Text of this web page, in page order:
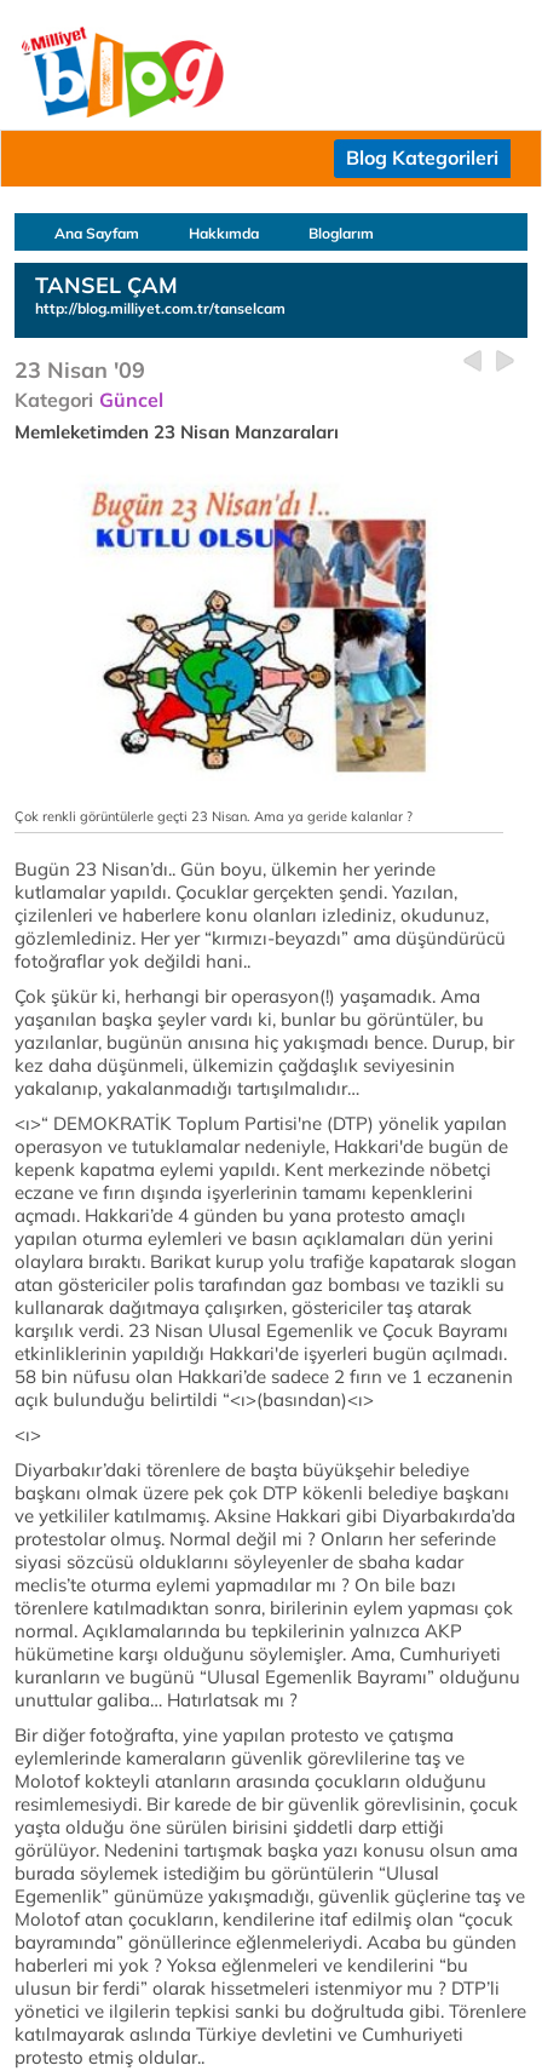
Blog Kategorileri
Ana Sayfam Hakkımda Bloglarım
TANSEL ÇAM
http://blog.milliyet.com.tr/tanselcam
23 Nisan '09
Kategori Güncel
Memleketimden 23 Nisan Manzaraları
Çok renkli görüntülerle geçti 23 Nisan. Ama ya geride kalanlar ?
Bugün 23 Nisan’dı.. Gün boyu, ülkemin her yerinde
kutlamalar yapıldı. Çocuklar gerçekten şendi. Yazılan,
çizilenleri ve haberlere konu olanları izlediniz, okudunuz,
gözlemlediniz. Her yer “kırmızı-beyazdı” ama düşündürücü
fotoğraflar yok değildi hani..
Çok şükür ki, herhangi bir operasyon(!) yaşamadık. Ama
yaşanılan başka şeyler vardı ki, bunlar bu görüntüler, bu
yazılanlar, bugünün anısına hiç yakışmadı bence. Durup, bir
kez daha düşünmeli, ülkemizin çağdaşlık seviyesinin
yakalanıp, yakalanmadığı tartışılmalıdır…
<ı>“ DEMOKRATİK Toplum Partisi'ne (DTP) yönelik yapılan
operasyon ve tutuklamalar nedeniyle, Hakkari'de bugün de
kepenk kapatma eylemi yapıldı. Kent merkezinde nöbetçi
eczane ve fırın dışında işyerlerinin tamamı kepenklerini
açmadı. Hakkari’de 4 günden bu yana protesto amaçlı
yapılan oturma eylemleri ve basın açıklamaları dün yerini
olaylara bıraktı. Barikat kurup yolu trafiğe kapatarak slogan
atan göstericiler polis tarafından gaz bombası ve tazikli su
kullanarak dağıtmaya çalışırken, göstericiler taş atarak
karşılık verdi. 23 Nisan Ulusal Egemenlik ve Çocuk Bayramı
etkinliklerinin yapıldığı Hakkari'de işyerleri bugün açılmadı.
58 bin nüfusu olan Hakkari’de sadece 2 fırın ve 1 eczanenin
açık bulunduğu belirtildi “<ı>(basından)<ı>
<ı>
Diyarbakır’daki törenlere de başta büyükşehir belediye
başkanı olmak üzere pek çok DTP kökenli belediye başkanı
ve yetkililer katılmamış. Aksine Hakkari gibi Diyarbakırda’da
protestolar olmuş. Normal değil mi ? Onların her seferinde
siyasi sözcüsü olduklarını söyleyenler de sbaha kadar
meclis’te oturma eylemi yapmadılar mı ? On bile bazı
törenlere katılmadıktan sonra, birilerinin eylem yapması çok
normal. Açıklamalarında bu tepkilerinin yalnızca AKP
hükümetine karşı olduğunu söylemişler. Ama, Cumhuriyeti
kuranların ve bugünü “Ulusal Egemenlik Bayramı” olduğunu
unuttular galiba… Hatırlatsak mı ?
Bir diğer fotoğrafta, yine yapılan protesto ve çatışma
eylemlerinde kameraların güvenlik görevlilerine taş ve
Molotof kokteyli atanların arasında çocukların olduğunu
resimlemesiydi. Bir karede de bir güvenlik görevlisinin, çocuk
yaşta olduğu öne sürülen birisini şiddetli darp ettiği
görülüyor. Nedenini tartışmak başka yazı konusu olsun ama
burada söylemek istediğim bu görüntülerin “Ulusal
Egemenlik” günümüze yakışmadığı, güvenlik güçlerine taş ve
Molotof atan çocukların, kendilerine itaf edilmiş olan “çocuk
bayramında” gönüllerince eğlenmeleriydi. Acaba bu günden
haberleri mi yok ? Yoksa eğlenmeleri ve kendilerini “bu
ulusun bir ferdi” olarak hissetmeleri istenmiyor mu ? DTP’li
yönetici ve ilgilerin tepkisi sanki bu doğrultuda gibi. Törenlere
katılmayarak aslında Türkiye devletini ve Cumhuriyeti
protesto etmiş oldular..